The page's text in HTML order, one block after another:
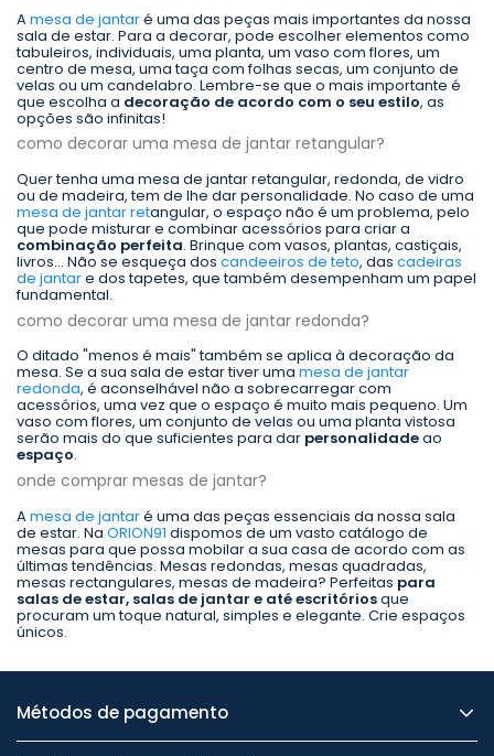
Amesa de jantaré uma das peças mais importantes da nossa
sala de estar. Para a decorar, pode escolher elementos como
tabuleiros, individuais, uma planta, um vaso com flores, um
centro de mesa, uma taça com folhas secas, um conjunto de
velas ou um candelabro. Lembre-se que o mais importante é
que escolha a decoração de acordo com o seu estilo, as
opções são infinitas!
como decorar uma mesa de jantar retangular?
Quer tenha uma mesa de jantar retangular, redonda, de vidro
ou de madeira, tem de lhe dar personalidade. No caso de uma
mesa de jantar retangular, o espaço não é um problema, pelo
que pode misturar e combinar acessórios para criar a
combinação perfeita. Brinque com vasos, plantas, castiçais,
livros... Não se esqueça dos candeeiros de teto, das cadeiras
de jantare dos tapetes, que também desempenham um papel
fundamental.
como decorar uma mesa de jantar redonda?
O ditado "menos é mais" também se aplica à decoração da
mesa. Se a sua sala de estar tiver uma mesa de jantar
redonda, é aconselhável não a sobrecarregar com
acessórios, uma vez que o espaço é muito mais pequeno. Um
vaso com flores, um conjunto de velas ou uma planta vistosa
serão mais do que suficientes para dar personalidadeao
espaço.
onde comprar mesas de jantar?
Amesa de jantaré uma das peças essenciais da nossa sala
de estar. Na ORION91 dispomos de um vasto catálogo de
mesas para que possa mobilar a sua casa de acordo com as
últimas tendências. Mesas redondas, mesas quadradas,
mesas rectangulares, mesas de madeira? Perfeitas para
salas de estar, salas de jantar e até escritóriosque
procuram um toque natural, simples e elegante. Crie espaços
únicos.
Métodos de pagamento